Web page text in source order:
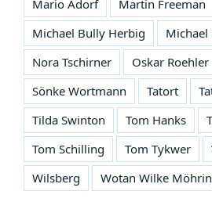
Mario Adorf
Martin Freeman
Michael Bully Herbig
Michael
Nora Tschirner
Oskar Roehler
Sönke Wortmann
Tatort
Tilda Swinton
Tom Hanks
Tom Schilling
Tom Tykwer
Wilsberg
Wotan Wilke